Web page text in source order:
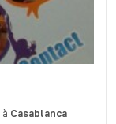
à Casablanca